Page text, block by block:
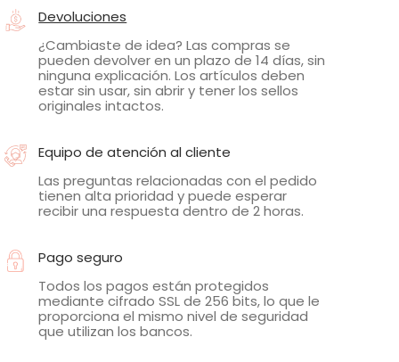
Devoluciones
¿Cambiaste de idea? Las compras se
pueden devolver en un plazo de 14 días, sin
ninguna explicación. Los artículos deben
estar sin usar, sin abrir y tener los sellos
originales intactos.
Equipo de atención al cliente
Las preguntas relacionadas con el pedido
tienen alta prioridad y puede esperar
recibir una respuesta dentro de 2 horas.
Pago seguro
Todos los pagos están protegidos
mediante cifrado SSL de 256 bits, lo que le
proporciona el mismo nivel de seguridad
que utilizan los bancos.